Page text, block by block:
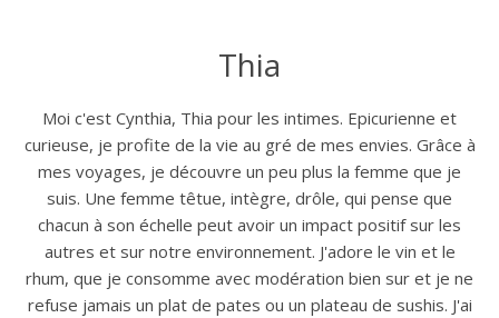
Thia
Moi c'est Cynthia, Thia pour les intimes. Epicurienne et
curieuse, je profite de la vie au gré de mes envies. Grâce à
mes voyages, je découvre un peu plus la femme que je
suis. Une femme têtue, intègre, drôle, qui pense que
chacun à son échelle peut avoir un impact positif sur les
autres et sur notre environnement. J'adore le vin et le
rhum, que je consomme avec modération bien sur et je ne
refuse jamais un plat de pates ou un plateau de sushis. J'ai